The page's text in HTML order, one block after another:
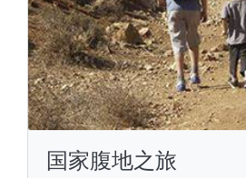
国家腹地之旅